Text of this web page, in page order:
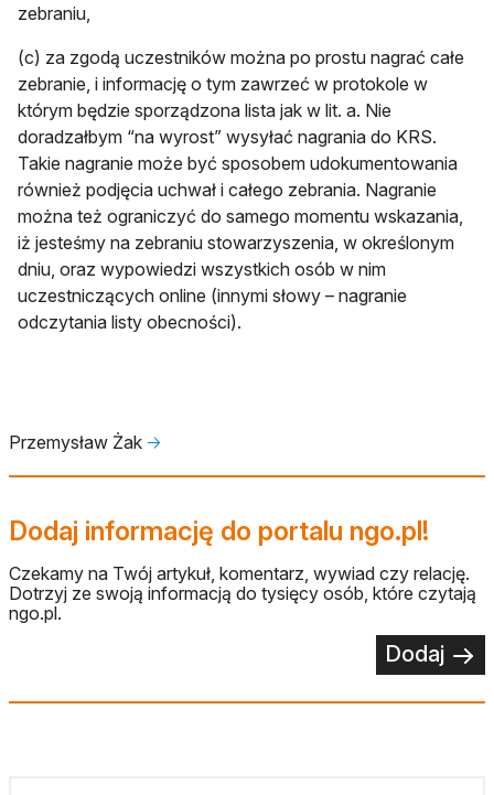
zebraniu,
(c) za zgodą uczestników można po prostu nagrać całe
zebranie, i informację o tym zawrzeć w protokole w
którym będzie sporządzona lista jak w lit. a. Nie
doradzałbym “na wyrost” wysyłać nagrania do KRS.
Takie nagranie może być sposobem udokumentowania
również podjęcia uchwał i całego zebrania. Nagranie
można też ograniczyć do samego momentu wskazania,
iż jesteśmy na zebraniu stowarzyszenia, w określonym
dniu, oraz wypowiedzi wszystkich osób w nim
uczestniczących online (innymi słowy – nagranie
odczytania listy obecności).
Przemysław Żak 🡢
Dodaj informację do portalu ngo.pl!
Czekamy na Twój artykuł, komentarz, wywiad czy relację.
Dotrzyj ze swoją informacją do tysięcy osób, które czytają
ngo.pl.
Dodaj